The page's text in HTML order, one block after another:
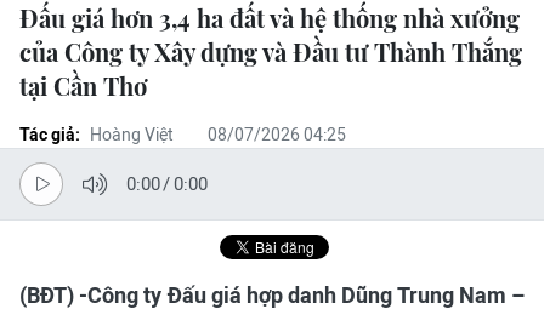
Đấu giá hơn 3,4 ha đất và hệ thống nhà xưởng
của Công ty Xây dựng và Đầu tư Thành Thắng
tại Cần Thơ
Tác giả: Hoàng Việt 08/07/2026 04:25
0:00/0:00
(BĐT) -Công ty Đấu giá hợp danh Dũng Trung Nam –